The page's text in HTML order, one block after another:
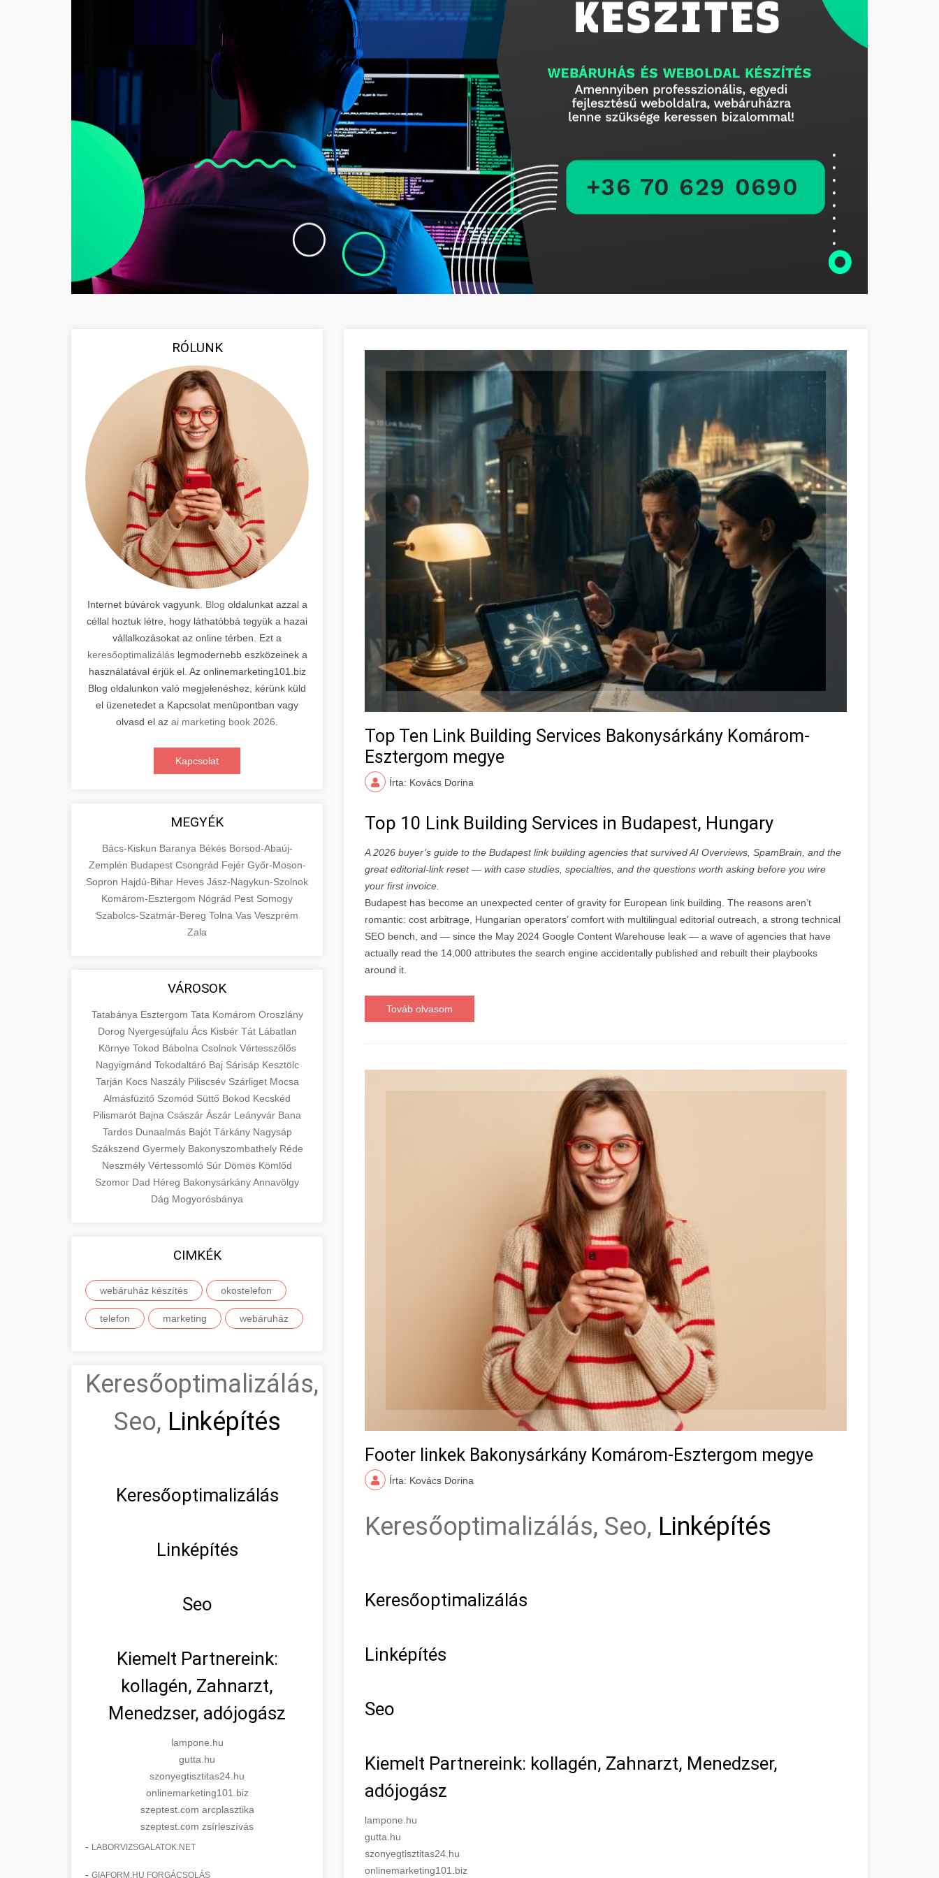
RÓLUNK
Internet búvárok vagyunk. Blog oldalunkat azzal a
céllal hoztuk létre, hogy láthatóbbá tegyük a hazai
vállalkozásokat az online térben. Ezt a
keresőoptimalizáláslegmodernebb eszközeinek a
használatával érjük el. Az onlinemarketing101.biz
Blog oldalunkon való megjelenéshez, kérünk küld
el üzenetedet a Kapcsolat menüpontban vagy
olvasd el az ai marketing book 2026
Kapcsolat
MEGYÉK
Bács-Kiskun Baranya Békés Borsod-Abaúj-
Zemplén Budapest Csongrád Fejér Győr-Moson-
Sopron Hajdú-Bihar Heves Jász-Nagykun-Szolnok
Komárom-Esztergom Nógrád Pest Somogy
Szabolcs-Szatmár-Bereg Tolna Vas Veszprém
Zala
VÁROSOK
Tatabánya Esztergom Tata Komárom Oroszlány
Dorog Nyergesújfalu Ács Kisbér Tát Lábatlan
Környe Tokod Bábolna Csolnok Vértesszőlős
Nagyigmánd Tokodaltáró Baj Sárisáp Kesztölc
Tarján Kocs Naszály Piliscsév Szárliget Mocsa
Almásfüzitő Szomód Süttő Bokod Kecskéd
Pilismarót Bajna Császár Ászár Leányvár Bana
Tardos Dunaalmás Bajót Tárkány Nagysáp
Szákszend Gyermely Bakonyszombathely Réde
Neszmély Vértessomló Súr Dömös Kömlőd
Szomor Dad Héreg BakonysárkányAnnavölgy
Dág Mogyorósbánya
CIMKÉK
webáruház készítés okostelefon
telefon marketing webáruház
Keresőoptimalizálás,
Seo, Linképítés
Keresőoptimalizálás
Linképítés
Seo
Kiemelt Partnereink:
kollagén, Zahnarzt,
Menedzser, adójogász
lampone.hu
gutta.hu
szonyegtisztitas24.hu
onlinemarketing101.biz
szeptest.com arcplasztika
szeptest.com zsírleszívás
- LABORVIZSGALATOK.NET
- GIAFORM.HU FORGÁCSOLÁS
Top Ten Link Building Services Bakonysárkány Komárom-
Esztergom megye
Írta: Kovács Dorina
Top 10 Link Building Services in Budapest, Hungary
A 2026 buyer’s guide to the Budapest link building agencies that survived AI Overviews, SpamBrain, and the
great editorial-link reset — with case studies, specialties, and the questions worth asking before you wire
your first invoice.
Budapest has become an unexpected center of gravity for European link building. The reasons aren’t
romantic: cost arbitrage, Hungarian operators’ comfort with multilingual editorial outreach, a strong technical
SEO bench, and — since the May 2024 Google Content Warehouse leak — a wave of agencies that have
actually read the 14,000 attributes the search engine accidentally published and rebuilt their playbooks
around it.
Továb olvasom
Footer linkek Bakonysárkány Komárom-Esztergom megye
Írta: Kovács Dorina
Keresőoptimalizálás, Seo, Linképítés
Keresőoptimalizálás
Linképítés
Seo
Kiemelt Partnereink: kollagén, Zahnarzt, Menedzser,
adójogász
lampone.hu
gutta.hu
szonyegtisztitas24.hu
onlinemarketing101.biz